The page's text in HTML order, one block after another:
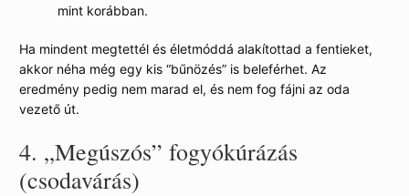
mint korábban.
Ha mindent megtettél és életmóddá alakítottad a fentieket,
akkor néha még egy kis “bűnözés” is beleférhet. Az
eredmény pedig nem marad el, és nem fog fájni az oda
vezető út.
4. „Megúszós” fogyókúrázás
(csodavárás)